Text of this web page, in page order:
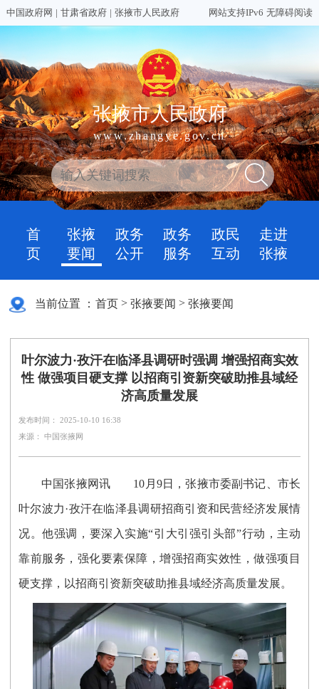
中国政府网 | 甘肃省政府 | 张掖市人民政府 网站支持IPv6 无障碍阅读
张掖市人民政府
www.zhangye.gov.cn
首
页
张掖
要闻
政务
公开
政务
服务
政民
互动
走进
张掖
当前位置 ： 首页 >张掖要闻 >张掖要闻
叶尔波力·孜汗在临泽县调研时强调 增强招商实效
性 做强项目硬支撑 以招商引资新突破助推县域经
济高质量发展
发布时间： 2025-10-10 16:38
来源： 中国张掖网
中国张掖网讯 10月9日，张掖市委副书记、市长
叶尔波力·孜汗在临泽县调研招商引资和民营经济发展情
况。他强调，要深入实施“引大引强引头部”行动，主动
靠前服务，强化要素保障，增强招商实效性，做强项目
硬支撑，以招商引资新突破助推县域经济高质量发展。